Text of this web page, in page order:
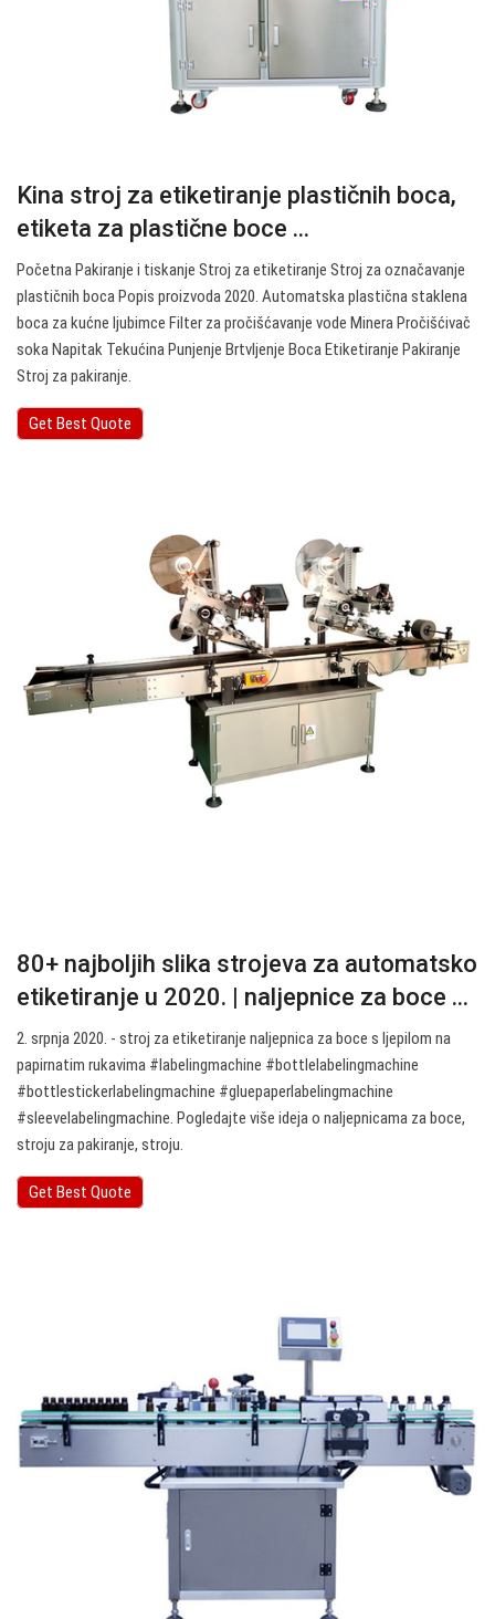
Kina stroj za etiketiranje plastičnih boca,
etiketa za plastične boce ...
Početna Pakiranje i tiskanje Stroj za etiketiranje Stroj za označavanje
plastičnih boca Popis proizvoda 2020. Automatska plastična staklena
boca za kućne ljubimce Filter za pročišćavanje vode Minera Pročišćivač
soka Napitak Tekućina Punjenje Brtvljenje Boca Etiketiranje Pakiranje
Stroj za pakiranje.
Get Best Quote
80+ najboljih slika strojeva za automatsko
etiketiranje u 2020. | naljepnice za boce ...
2. srpnja 2020. - stroj za etiketiranje naljepnica za boce s ljepilom na
papirnatim rukavima #labelingmachine #bottlelabelingmachine
#bottlestickerlabelingmachine #gluepaperlabelingmachine
#sleevelabelingmachine. Pogledajte više ideja o naljepnicama za boce,
stroju za pakiranje, stroju.
Get Best Quote